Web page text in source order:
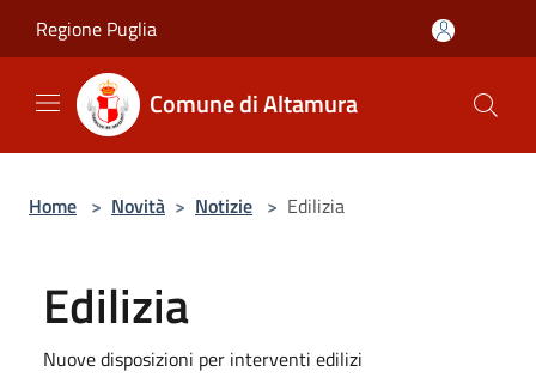
Regione Puglia
Comune di Altamura
Home > Novità > Notizie > Edilizia
Edilizia
Nuove disposizioni per interventi edilizi